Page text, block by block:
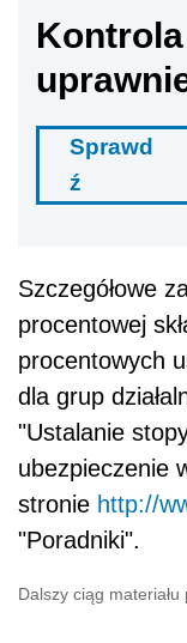
Kontrola
Sprawd
ź
Szczegółowe
procentowej
procentowych
dla grup
"Ustalanie
ubezpieczenie
stronie http://
"Poradniki".
Dalszy ciąg materiału